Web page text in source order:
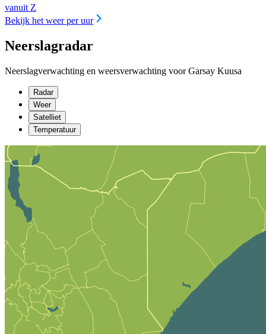
vanuit Z
Bekijk het weer per uur
Neerslagradar
Neerslagverwachting en weersverwachting voor Garsay Kuusa
Radar
Weer
Satelliet
Temperatuur